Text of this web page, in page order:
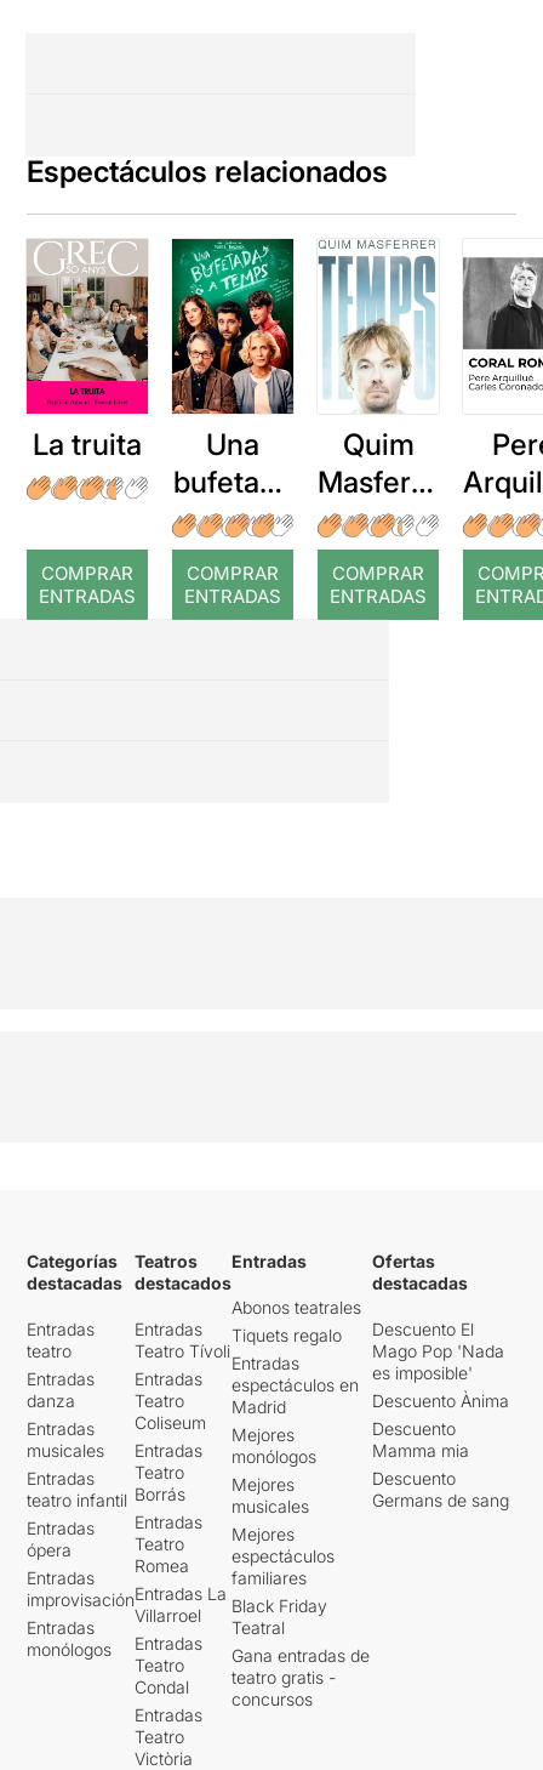
Espectáculos relacionados
La truita
COMPRAR
ENTRADAS
Una
bufetada
a temps
COMPRAR
ENTRADAS
Quim
Masferre
r: Temps
COMPRAR
ENTRADAS
:
Categorías
destacadas
Entradas
teatro
Entradas
danza
Entradas
musicales
Entradas
teatro infantil
Entradas
ópera
Entradas
improvisación
Entradas
monólogos
Teatros
destacados
Entradas
Teatro Tívoli
Entradas
Teatro
Coliseum
Entradas
Teatro
Borrás
Entradas
Teatro
Romea
Entradas La
Villarroel
Entradas
Teatro
Condal
Entradas
Teatro
Victòria
Entradas
Abonos teatrales
Tiquets regalo
Entradas
espectáculos en
Madrid
Mejores
monólogos
Mejores
musicales
Mejores
espectáculos
familiares
Black Friday
Teatral
Gana entradas de
teatro gratis -
concursos
Ofertas
destacadas
Descuento El
Mago Pop 'Nada
es imposible'
Descuento Ànima
Descuento
Mamma mia
Descuento
Germans de sang